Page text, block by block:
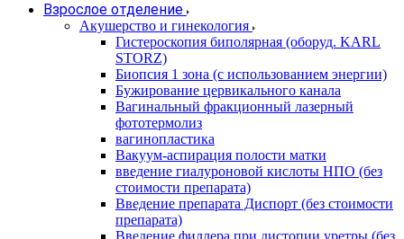
Взрослое отделение
Акушерство и гинекология
Гистероскопия биполярная (оборуд. KARL
STORZ)
Биопсия 1 зона (с использованием энергии)
Бужирование цервикального канала
Вагинальный фракционный лазерный
фототермолиз
вагинопластика
Вакуум-аспирация полости матки
введение гиалуроновой кислоты НПО (без
стоимости препарата)
Введение препарата Диспорт (без стоимости
препарата)
Введение филлера при дистопии уретры (без